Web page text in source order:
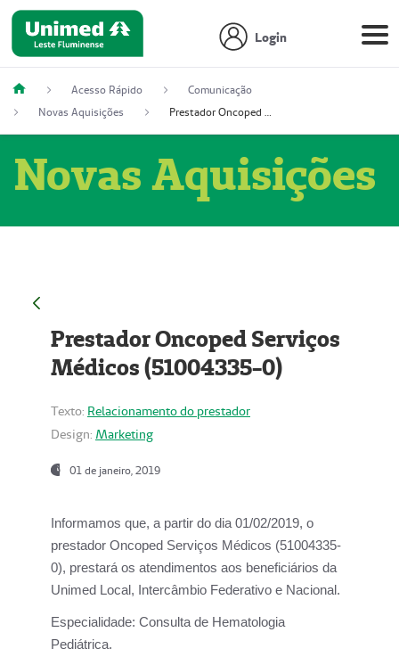
Login
Acesso Rápido
Comunicação
Novas Aquisições
Prestador Oncoped Serviços Médicos (51004335-0)
Novas Aquisições
Prestador Oncoped Serviços
Médicos (51004335-0)
Texto: Relacionamento do prestador
Design: Marketing
01 de janeiro, 2019
Informamos que, a partir do dia 01/02/2019, o
prestador Oncoped Serviços Médicos (51004335-
0), prestará os atendimentos aos beneficiários da
Unimed Local, Intercâmbio Federativo e Nacional.
Especialidade: Consulta de Hematologia
Pediátrica.